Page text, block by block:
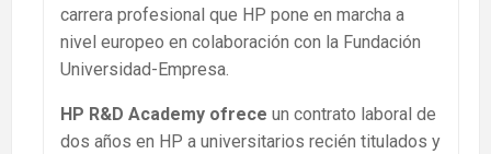
carrera profesional que HP pone en marcha a
nivel europeo en colaboración con la Fundación
Universidad-Empresa.
HP R&D Academy ofrece un contrato laboral de
dos años en HP a universitarios recién titulados y